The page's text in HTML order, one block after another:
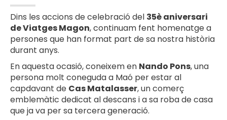
Dins les accions de celebració del 35è aniversari
de Viatges Magon, continuam fent homenatge a
persones que han format part de sa nostra història
durant anys.
En aquesta ocasió, coneixem en Nando Pons, una
persona molt coneguda a Maó per estar al
capdavant de Cas Matalasser, un comerç
emblemàtic dedicat al descans i a sa roba de casa
que ja va per sa tercera generació.